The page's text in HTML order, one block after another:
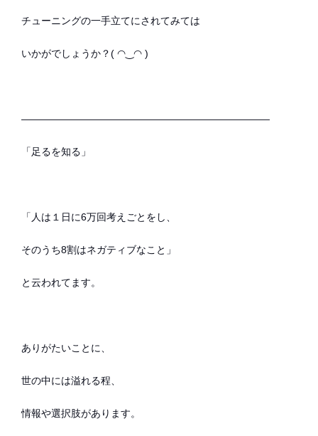
チューニングの一手立てにされてみては
いかがでしょうか？( ◠‿◠ )
—————————————————————————
「足るを知る」
「人は１日に6万回考えごとをし、
そのうち8割はネガティブなこと」
と云われてます。
ありがたいことに、
世の中には溢れる程、
情報や選択肢があります。